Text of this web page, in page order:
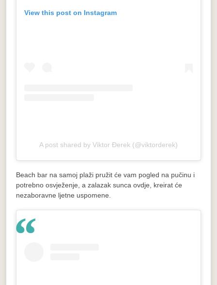
View this post on Instagram
A post shared by Viktor Đerek (@viktorderek)
Beach bar na samoj plaži pružit će vam pogled na pučinu i
potrebno osvježenje, a zalazak sunca ovdje, kreirat će
nezaboravne ljetne uspomene.